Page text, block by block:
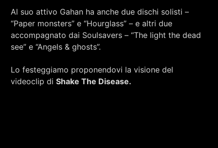
Al suo attivo Gahan ha anche due dischi solisti –
“Paper monsters” e “Hourglass” – e altri due
accompagnato dai Soulsavers – “The light the dead
see” e “Angels & ghosts”.
Lo festeggiamo proponendovi la visione del
videoclip diShake The Disease.